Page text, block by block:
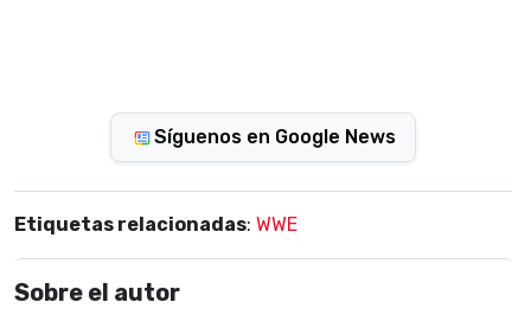
Síguenos en Google News
Etiquetas relacionadas: WWE
Sobre el autor